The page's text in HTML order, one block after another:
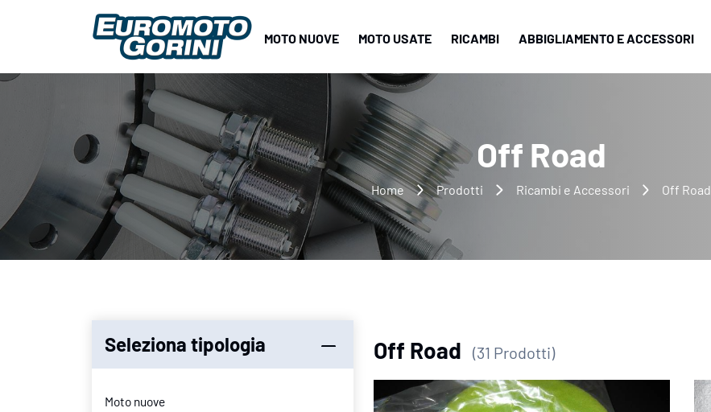
MOTO NUOVE MOTO USATE RICAMBI ABBIGLIAMENTO E ACCESSORI
Off Road
Home Prodotti Ricambi e Accessori Off Road
Seleziona tipologia
Moto nuove
Off Road (31 Prodotti)